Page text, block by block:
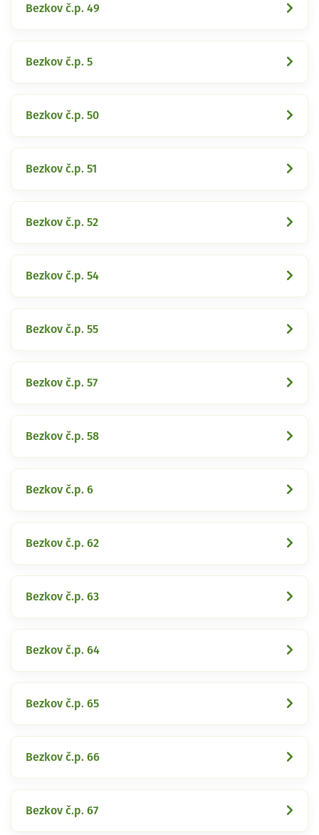
Bezkov č.p. 49
Bezkov č.p. 5
Bezkov č.p. 50
Bezkov č.p. 51
Bezkov č.p. 52
Bezkov č.p. 54
Bezkov č.p. 55
Bezkov č.p. 57
Bezkov č.p. 58
Bezkov č.p. 6
Bezkov č.p. 62
Bezkov č.p. 63
Bezkov č.p. 64
Bezkov č.p. 65
Bezkov č.p. 66
Bezkov č.p. 67